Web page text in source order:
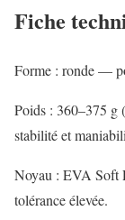
Fiche
Forme : ronde —
Poids : 360–375 g
stabilité et
Noyau : EVA Soft
tolérance élevée.